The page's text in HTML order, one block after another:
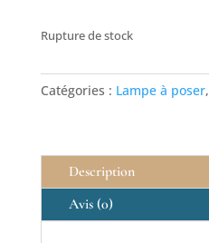
Rupture de stock
Catégories : Lampe à poser,
Description
Avis (0)